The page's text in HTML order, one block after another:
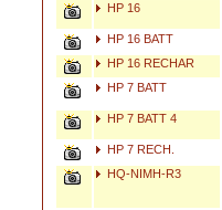
HP 16
HP 16 BATT
HP 16 RECHAR
HP 7 BATT
HP 7 BATT 4
HP 7 RECH.
HQ-NIMH-R3